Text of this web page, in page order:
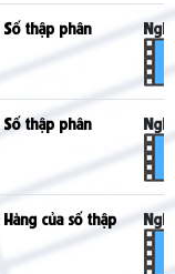
thập phân
thập phân
của số thập